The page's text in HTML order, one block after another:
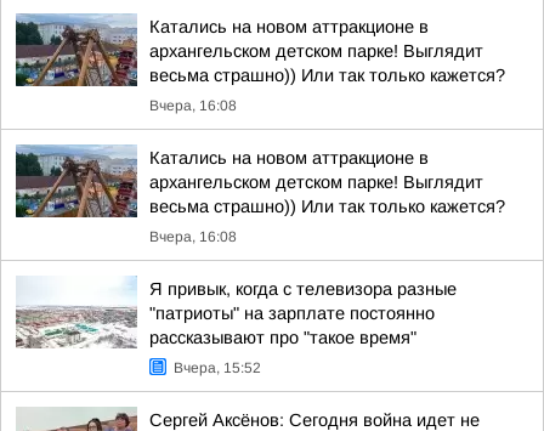
Катались на новом аттракционе в
архангельском детском парке! Выглядит
весьма страшно)) Или так только кажется?
Вчера, 16:08
Катались на новом аттракционе в
архангельском детском парке! Выглядит
весьма страшно)) Или так только кажется?
Вчера, 16:08
Я привык, когда с телевизора разные
"патриоты" на зарплате постоянно
рассказывают про "такое время"
Вчера, 15:52
Сергей Аксёнов: Сегодня война идет не